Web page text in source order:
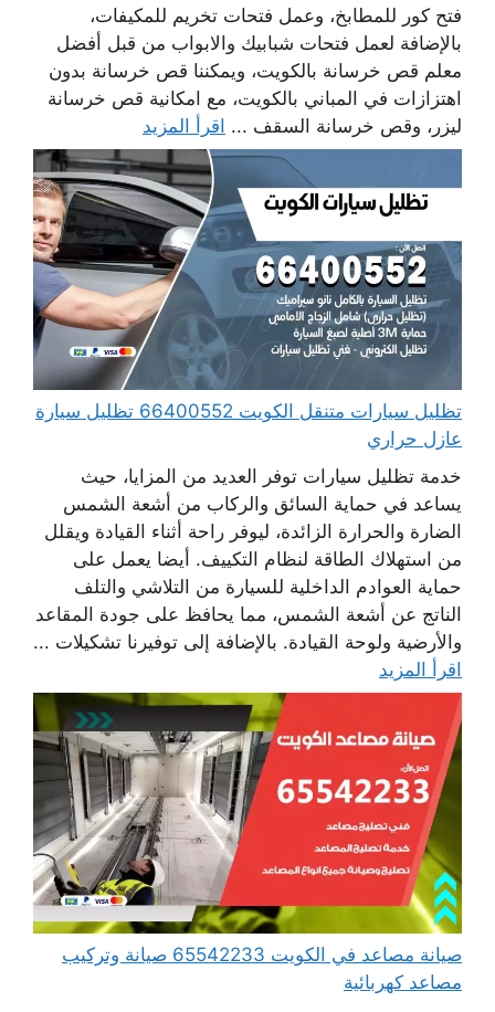
فتح كور للمطابخ، وعمل فتحات تخريم للمكيفات،
بالإضافة لعمل فتحات شبابيك والابواب من قبل أفضل
معلم قص خرسانة بالكويت، ويمكننا قص خرسانة بدون
اهتزازات في المباني بالكويت، مع امكانية قص خرسانة
ليزر، وقص خرسانة السقف ... اقرأ المزيد
تظليل سيارات متنقل الكويت 66400552 تظليل سيارة
عازل حراري
خدمة تظليل سيارات توفر العديد من المزايا، حيث
يساعد في حماية السائق والركاب من أشعة الشمس
الضارة والحرارة الزائدة، ليوفر راحة أثناء القيادة ويقلل
من استهلاك الطاقة لنظام التكييف. أيضا يعمل على
حماية العوادم الداخلية للسيارة من التلاشي والتلف
الناتج عن أشعة الشمس، مما يحافظ على جودة المقاعد
والأرضية ولوحة القيادة. بالإضافة إلى توفيرنا تشكيلات ...
اقرأ المزيد
صيانة مصاعد في الكويت 65542233 صيانة وتركيب
مصاعد كهربائية